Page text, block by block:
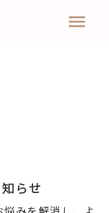
menu
らせ